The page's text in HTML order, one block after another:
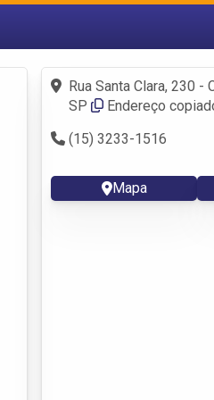
Fazer login
Criar conta
Rua Santa Clara, 230 -
SP
Endereço
(15) 3233-1516
Mapa